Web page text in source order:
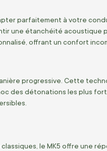
parfaitement à votre
une étanchéité
offrant un confort
progressive. Cette
des détonations les plus
le MK5 offre une